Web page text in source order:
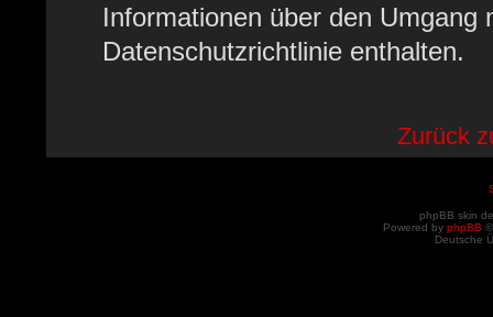
Informationen über den Umgang
Datenschutzrichtlinie enthalten.
Zurück
phpBB skin
Powered by phpBB
Deutsche